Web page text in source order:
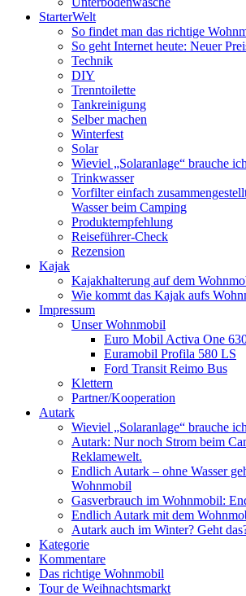
StarterWelt
So findet man das richtige
So geht Internet heute: Neuer
Technik
DIY
Trenntoilette
Tankreinigung
Selber machen
Winterfest
Solar
Wieviel „Solaranlage“ brauche
Trinkwasser
Vorfilter einfach
Wasser beim Camping
Produktempfehlung
Reiseführer-Check
Rezension
Kajak
Kajakhalterung auf dem
Wie kommt das Kajak aufs
Impressum
Unser Wohnmobil
Euro Mobil Activa One
Euramobil Profila 580 LS
Ford Transit Reimo Bus
Klettern
Partner/Kooperation
Autark
Wieviel „Solaranlage“ brauche
Autark: Nur noch Strom beim
Reklamewelt.
Endlich Autark – ohne Wasser
Wohnmobil
Gasverbrauch im Wohnmobil:
Endlich Autark mit dem
Autark auch im Winter? Geht
Kategorie
Kommentare
Das richtige Wohnmobil
Tour de Weihnachtsmarkt